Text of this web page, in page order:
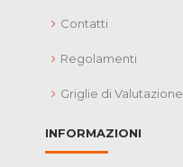
Contatti
Regolamenti
Griglie di Valutazione
INFORMAZIONI